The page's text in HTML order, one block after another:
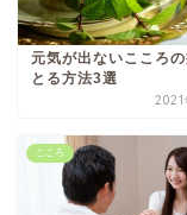
元気が出ないこころ
とる方法3選
2021
こころ